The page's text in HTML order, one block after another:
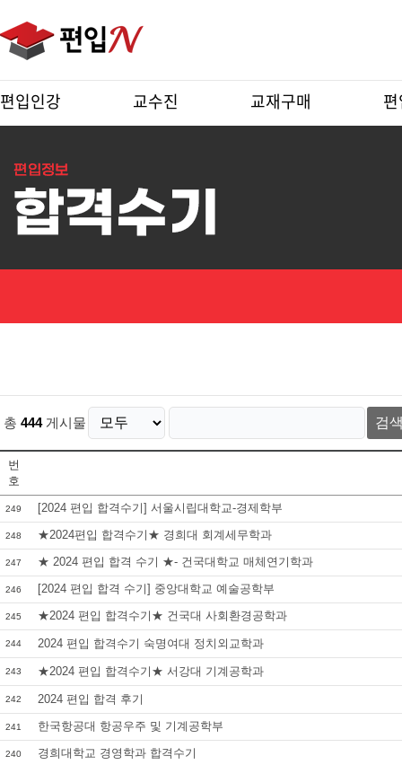
편입인강 교수진 교재구매
총 444게시물 검
번
호
249 [2024 편입 합격수기] 서울시립대학교-경제학부
248 ★2024편입 합격수기★ 경희대 회계세무학과
247 ★ 2024 편입 합격 수기 ★- 건국대학교 매체연기학과
246 [2024 편입 합격 수기] 중앙대학교 예술공학부
245 ★2024 편입 합격수기★ 건국대 사회환경공학과
244 2024 편입 합격수기 숙명여대 정치외교학과
243 ★2024 편입 합격수기★ 서강대 기계공학과
242 2024 편입 합격 후기
241 한국항공대 항공우주 및 기계공학부
240 경희대학교 경영학과 합격수기